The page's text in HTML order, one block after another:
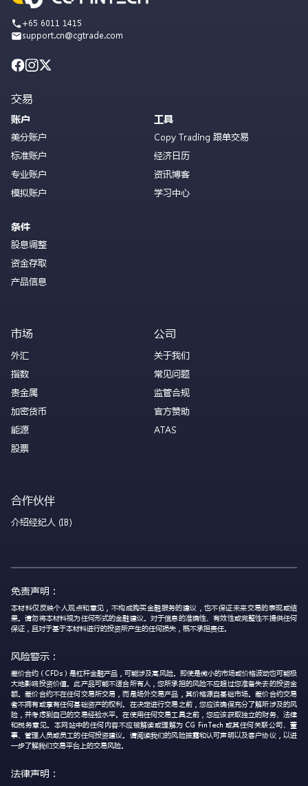
+65 6011 1415
support.cn@cgtrade.com
交易
账户
美分账户
标准账户
专业账户
模拟账户
条件
股息调整
资金存取
产品信息
工具
Copy Trading 跟单交易
经济日历
资讯博客
学习中心
市场
外汇
指数
贵金属
加密货币
能源
股票
公司
关于我们
常见问题
监管合规
官方赞助
ATAS
合作伙伴
介绍经纪人 (IB)
免责声明：
本材料仅反映个人观点和意见，不构成购买金融服务的建议，也不保证未来交易的表现或结
果。请勿将本材料视为任何形式的金融建议。对于信息的准确性、有效性或完整性不提供任何
保证，且对于基于本材料进行的投资所产生的任何损失，概不承担责任。
风险警示：
差价合约（CFDs）是杠杆金融产品，可能涉及高风险。即使是微小的市场或价格波动也可能极
大地影响投资价值。此产品可能不适合所有人，您所承担的风险不应超过您准备失去的投资金
额。差价合约不在任何交易所交易，而是场外交易产品，其价格源自基础市场。差价合约交易
者不拥有或享有任何基础资产的权利。在决定进行交易之前，您应该确保充分了解所涉及的风
险，并考虑到自己的交易经验水平。在使用任何交易工具之前，您应该获取独立的财务、法律
和税务意见。本网站中的任何内容不应被解读或理解为 CG FinTech 或其任何关联公司、董
事、管理人员或员工的任何投资建议。请阅读我们的风险披露和认可声明以及客户协议，以进
一步了解我们交易平台上的交易风险。
法律声明：